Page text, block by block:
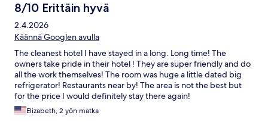
8/10 Erittäin hyvä
2.4.2026
Käännä Googlen avulla
The cleanest hotel I have stayed in a long. Long time! The
owners take pride in their hotel ! They are super friendly and do
all the work themselves! The room was huge a little dated big
refrigerator! Restaurants near by! The area is not the best but
for the price I would definitely stay there again!
Elizabeth, 2 yön matka